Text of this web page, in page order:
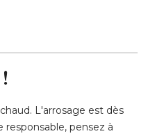
L'arrosage est dès
responsable, pensez à